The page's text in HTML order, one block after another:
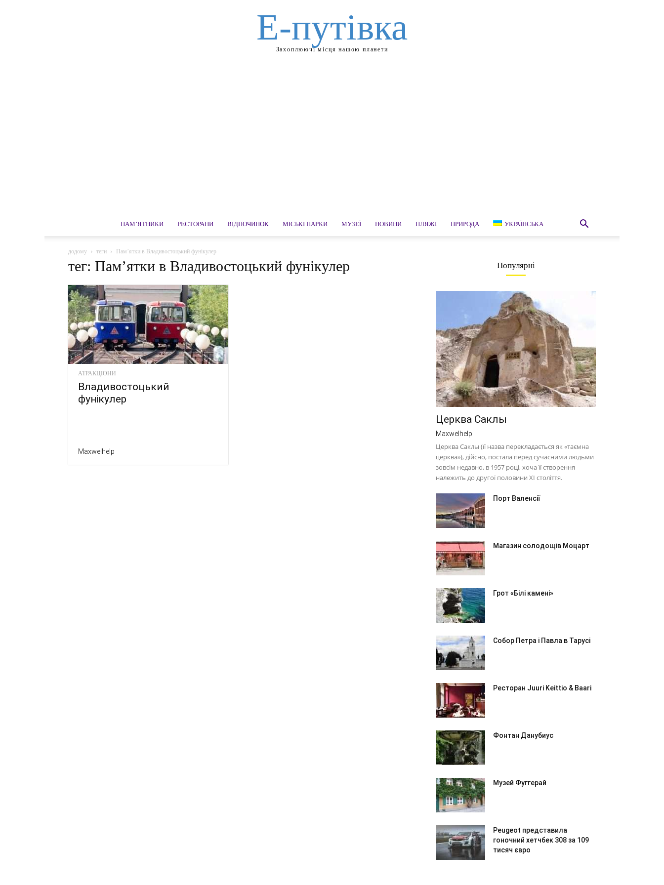
Е-путівка
Захоплюючі місця нашою планети
ПАМ’ЯТНИКИ РЕСТОРАНИ ВІДПОЧИНОК МІСЬКІ ПАРКИ МУЗЕЇ НОВИНИ ПЛЯЖІ ПРИРОДА УКРАЇНСЬКА
додому теги Пам’ятки в Владивостоцький фунікулер
тег: Пам’ятки в Владивостоцький фунікулер
АТРАКЦІОНИ
Владивостоцький
фунікулер
Maxwelhelp
Популярні
Церква Саклы
Maxwelhelp
Церква Саклы (її назва перекладається як «таємна
церква»), дійсно, постала перед сучасними людьми
зовсім недавно, в 1957 році, хоча її створення
належить до другої половини XI століття.
Порт Валенсії
Магазин солодощів Моцарт
Грот «Білі камені»
Собор Петра і Павла в Тарусі
Ресторан Juuri Keittio & Baari
Фонтан Данубиус
Музей Фуггерай
Peugeot представила
гоночний хетчбек 308 за 109
тисяч євро